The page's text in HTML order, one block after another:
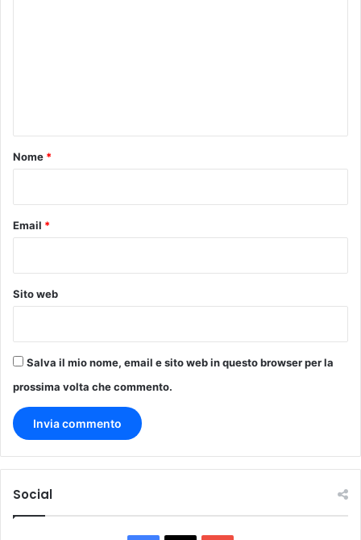
o
Nome *
Email *
Sito web
Salva il mio nome, email e sito web in questo browser per la
prossima volta che commento.
Social